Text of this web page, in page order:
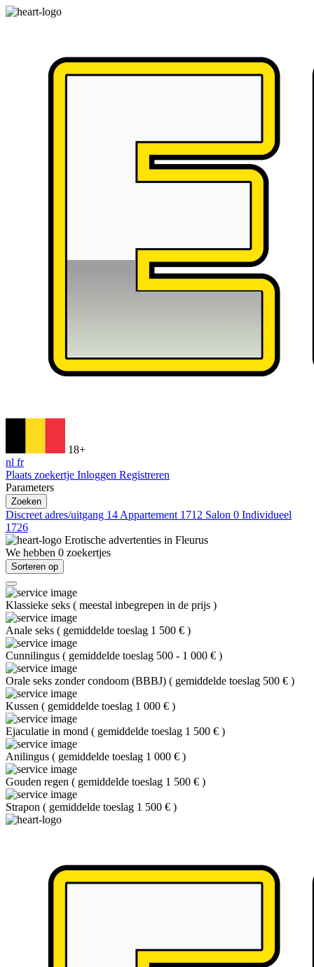
18+
nl fr
Plaats zoekertje Inloggen Registreren
Parameters
Zoeken
Discreet adres/uitgang 14 Appartement 1712 Salon 0 Individueel
1726
Erotische advertenties in Fleurus
We hebben 0 zoekertjes
Sorteren op
Klassieke seks ( meestal inbegrepen in de prijs )
Anale seks ( gemiddelde toeslag 1 500 € )
Cunnilingus ( gemiddelde toeslag 500 - 1 000 € )
Orale seks zonder condoom (BBBJ) ( gemiddelde toeslag 500 € )
Kussen ( gemiddelde toeslag 1 000 € )
Ejaculatie in mond ( gemiddelde toeslag 1 500 € )
Anilingus ( gemiddelde toeslag 1 000 € )
Gouden regen ( gemiddelde toeslag 1 500 € )
Strapon ( gemiddelde toeslag 1 500 € )